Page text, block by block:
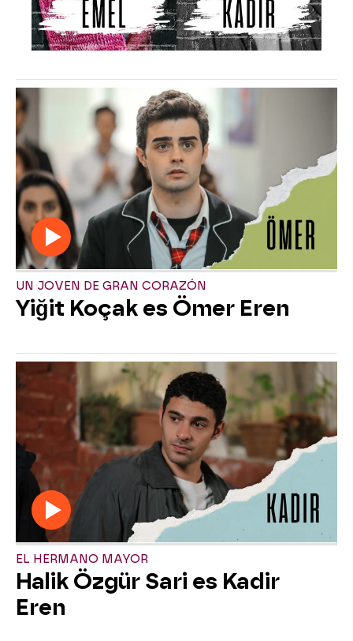
UN JOVEN DE GRAN CORAZÓN
Yiğit Koçak es Ömer Eren
EL HERMANO MAYOR
Halik Özgür Sari es Kadir
Eren